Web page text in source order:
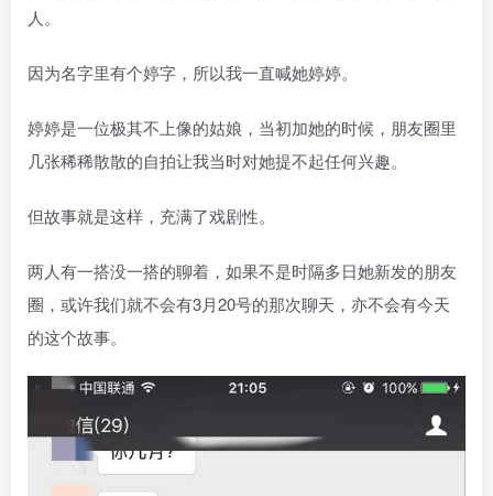
人。
因为名字里有个婷字，所以我一直喊她婷婷。
婷婷是一位极其不上像的姑娘，当初加她的时候，朋友圈里
几张稀稀散散的自拍让我当时对她提不起任何兴趣。
但故事就是这样，充满了戏剧性。
两人有一搭没一搭的聊着，如果不是时隔多日她新发的朋友
圈，或许我们就不会有3月20号的那次聊天，亦不会有今天
的这个故事。